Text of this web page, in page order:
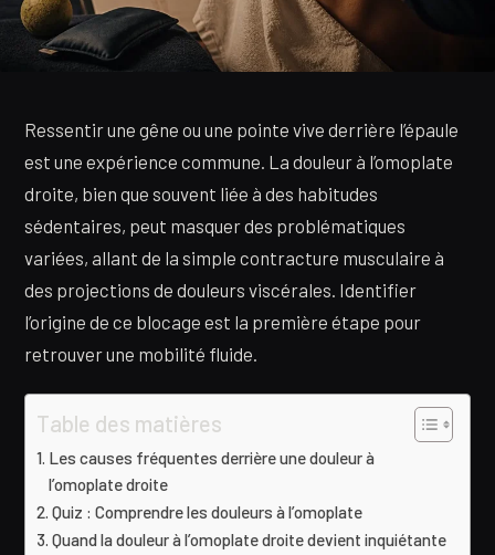
Ressentir une gêne ou une pointe vive derrière l’épaule
est une expérience commune. La douleur à l’omoplate
droite, bien que souvent liée à des habitudes
sédentaires, peut masquer des problématiques
variées, allant de la simple contracture musculaire à
des projections de douleurs viscérales. Identifier
l’origine de ce blocage est la première étape pour
retrouver une mobilité fluide.
Table des matières
Les causes fréquentes derrière une douleur à
l’omoplate droite
Quiz : Comprendre les douleurs à l’omoplate
Quand la douleur à l’omoplate droite devient inquiétante